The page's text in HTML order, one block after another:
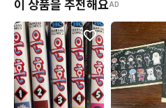
이 상품을 추천해요AD